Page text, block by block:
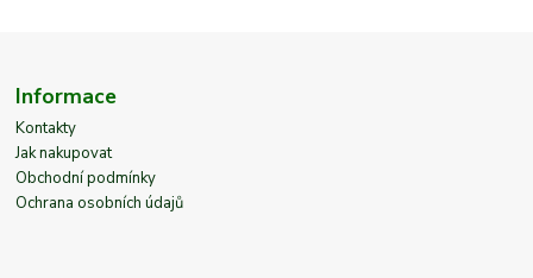
Informace
Kontakty
Jak nakupovat
Obchodní podmínky
Ochrana osobních údajů